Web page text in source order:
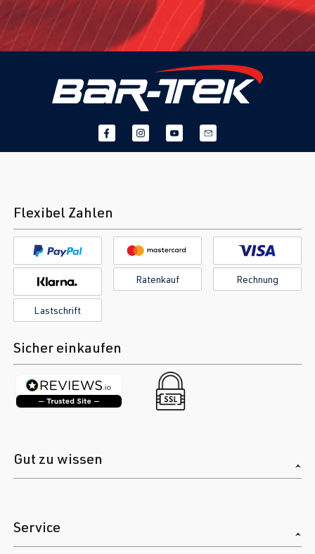
Flexibel Zahlen
Ratenkauf Rechnung
Lastschrift
Sicher einkaufen
Gut zu wissen
Service